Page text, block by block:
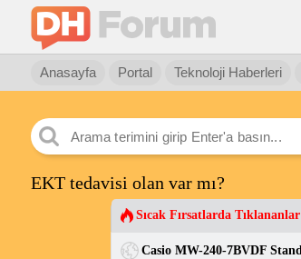
Anasayfa Portal Teknoloji Haberleri
EKT tedavisi olan var mı?
Sıcak Fırsatlarda Tıklananlar